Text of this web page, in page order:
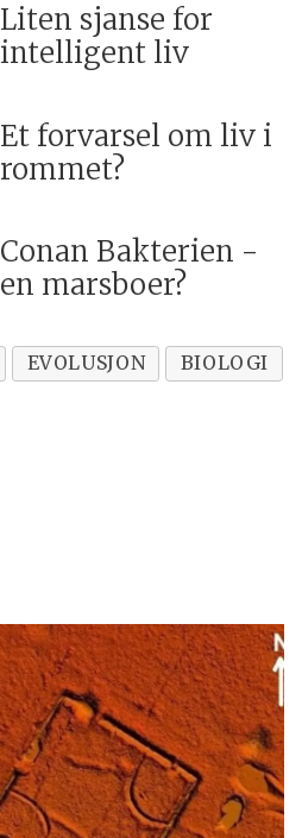
Liten sjanse for
intelligent liv
Et forvarsel om liv i
rommet?
Conan Bakterien -
en marsboer?
EVOLUSJON
BIOLOGI